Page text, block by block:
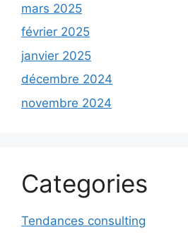
mars 2025
février 2025
janvier 2025
décembre 2024
novembre 2024
Categories
Tendances consulting